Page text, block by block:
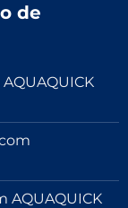
de
AQUAQUICK